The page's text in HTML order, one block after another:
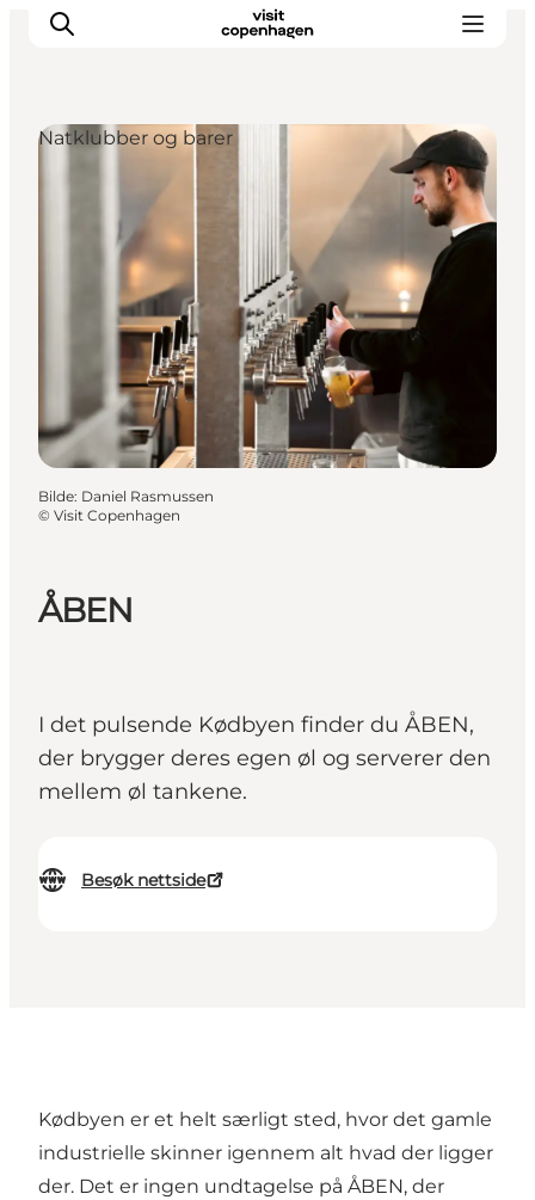
Aktiviteter
Spise og drikke
Planlegg turen din
ÅBEN
I det pulsende Kødbyen finder du ÅBEN,
der brygger deres egen øl og serverer den
mellem øl tankene.
Besøk nettside
Natklubber og barer
Bilde: Daniel Rasmussen
© Visit Copenhagen
Kødbyen er et helt særligt sted, hvor det gamle
industrielle skinner igennem alt hvad der ligger
der. Det er ingen undtagelse på ÅBEN, der